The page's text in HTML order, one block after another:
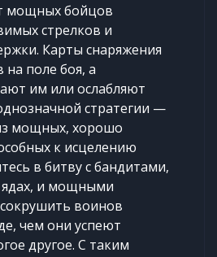
мощных бойцов
стрелков и
Карты снаряжения
поле боя, а
им или ослабляют
стратегии —
мощных, хорошо
к исцелению
в битву с бандитами,
и мощными
воинов
чем они успеют
другое. С таким